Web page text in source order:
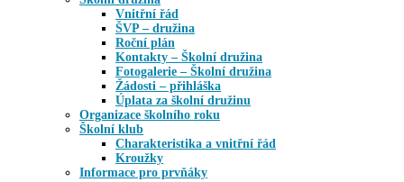
Vnitřní řád
ŠVP – družina
Roční plán
Kontakty – Školní družina
Fotogalerie – Školní družina
Žádosti – přihláška
Úplata za školní družinu
Organizace školního roku
Školní klub
Charakteristika a vnitřní řád
Kroužky
Informace pro prvňáky